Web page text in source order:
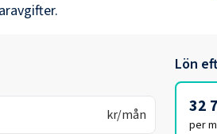
kr/mån
Lön
32
per